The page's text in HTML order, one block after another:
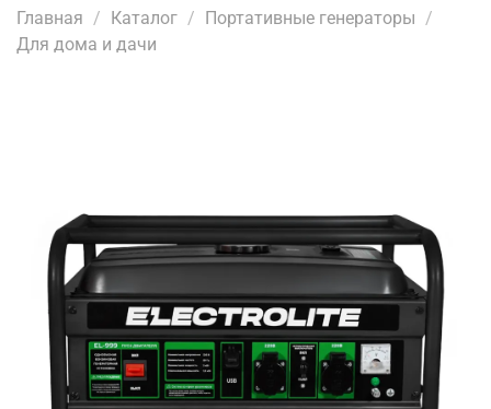
Главная Каталог
Портативные генераторы
Для дома и дачи